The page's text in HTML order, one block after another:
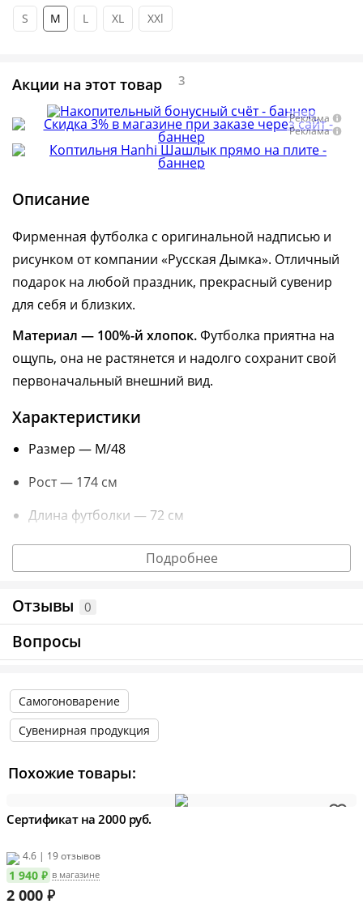
S M L XL XXl
Акции на этот товар 3
Реклама
Реклама
Описание
Фирменная футболка с оригинальной надписью и
рисунком от компании «Русская Дымка». Отличный
подарок на любой праздник, прекрасный сувенир
для себя и близких.
Материал — 100%-й хлопок.Футболка приятна на
ощупь, она не растянется и надолго сохранит свой
первоначальный внешний вид.
Характеристики
Размер — M/48
Рост — 174 см
Длина футболки — 72 см
Длина рукава — 20 см
Информация о технических характеристиках, комплектации и
внешнем виде товара основывается на последних доступных
Подробнее
Отзывы 0
Вопросы
Самогоноварение
Сувенирная продукция
Похожие товары:
Сертификат на 2000 руб.
4.6 | 19 отзывов
1 940 ₽ в магазине
2 000 ₽